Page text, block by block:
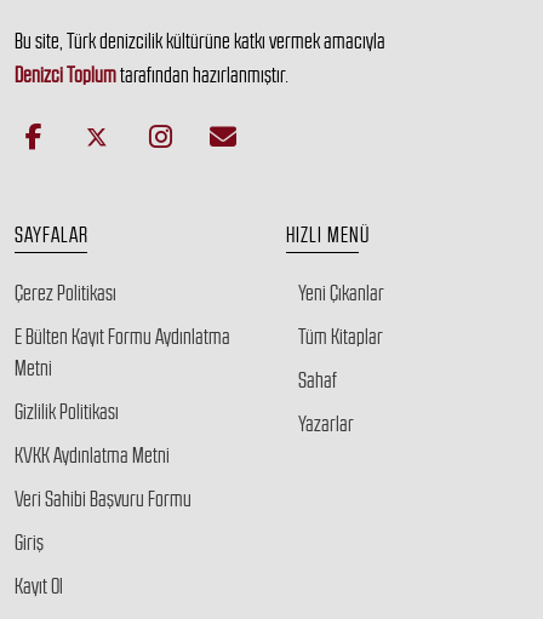
Bu site, Türk denizcilik kültürüne katkı vermek amacıyla
Denizci Toplumtarafından hazırlanmıştır.
SAYFALAR
Çerez Politikası
E Bülten Kayıt Formu Aydınlatma
Metni
Gizlilik Politikası
KVKK Aydınlatma Metni
Veri Sahibi Başvuru Formu
Giriş
Kayıt Ol
HIZLI MENÜ
Yeni Çıkanlar
Tüm Kitaplar
Sahaf
Yazarlar